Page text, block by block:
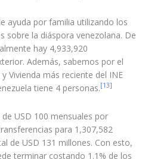
ayuda por familia utilizando los
sobre la diáspora venezolana. De
hay 4,933,920
Además, sabemos por el
Vivienda más reciente del INE
tiene 4 personas.[13]
USD 100 mensuales por
para 1,307,582
de USD 131 millones. Con esto,
terminar costando 1.1% de los